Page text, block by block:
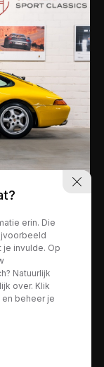
99.500,-
erin. Die
je invulde. Op
Natuurlijk
over. Klik
en beheer je